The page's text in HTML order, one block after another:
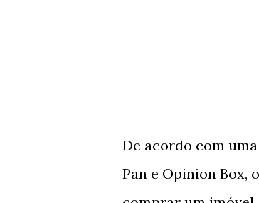
De acordo com
Pan e Opinion Box,